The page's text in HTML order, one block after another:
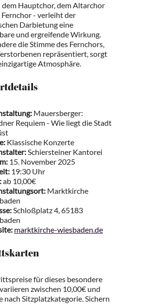
dem Hauptchor, dem Altarchor
Fernchor - verleiht der
Darbietung eine
und ergreifende Wirkung.
die Stimme des Fernchors,
repräsentiert, sorgt
Atmosphäre.
Mauersberger:
Requiem - Wie liegt die Stadt
Klassische Konzerte
Schiersteiner Kantorei
15. November 2025
19:30 Uhr
ab 10,00€
Marktkirche
Schloßplatz 4, 65183
marktkirche-wiesbaden.de
für dieses besondere
zwischen 10,00€ und
nach Sitzplatzkategorie. Sichern